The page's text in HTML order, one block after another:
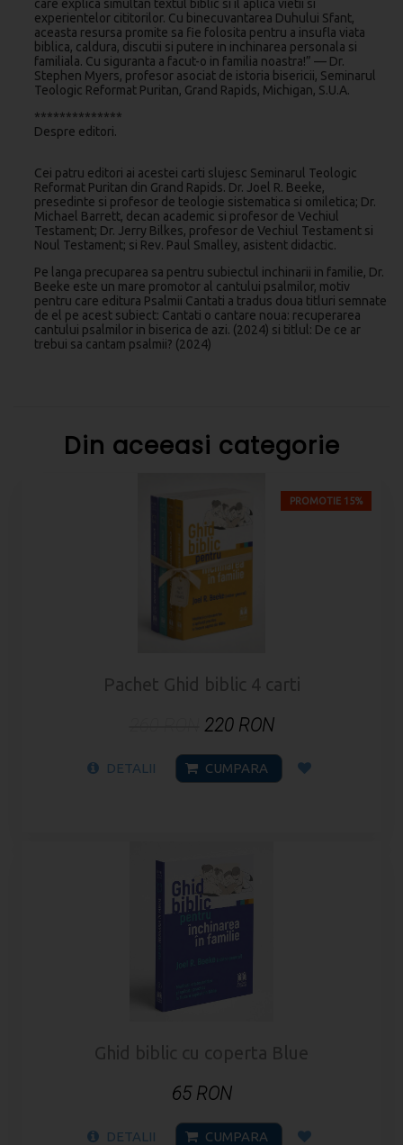
care explica simultan textul biblic si il aplica vietii si
experientelor cititorilor. Cu binecuvantarea Duhului Sfant,
aceasta resursa promite sa fie folosita pentru a insufla viata
biblica, caldura, discutii si putere in inchinarea personala si
familiala. Cu siguranta a facut-o in familia noastra!” — Dr.
Stephen Myers, profesor asociat de istoria bisericii, Seminarul
Teologic Reformat Puritan, Grand Rapids, Michigan, S.U.A.
**************
Despre editori.
Cei patru editori ai acestei carti slujesc Seminarul Teologic
Reformat Puritan din Grand Rapids. Dr. Joel R. Beeke,
presedinte si profesor de teologie sistematica si omiletica; Dr.
Michael Barrett, decan academic si profesor de Vechiul
Testament; Dr. Jerry Bilkes, profesor de Vechiul Testament si
Noul Testament; si Rev. Paul Smalley, asistent didactic.
Pe langa precuparea sa pentru subiectul inchinarii in familie, Dr.
Beeke este un mare promotor al cantului psalmilor, motiv
pentru care editura Psalmii Cantati a tradus doua titluri semnate
de el pe acest subiect: Cantati o cantare noua: recuperarea
cantului psalmilor in biserica de azi. (2024) si titlul: De ce ar
trebui sa cantam psalmii? (2024)
Din aceeasi categorie
PROMOTIE 15%
Pachet Ghid biblic 4 carti
220 RON
DETALII CUMPARA
Ghid biblic cu coperta Blue
65 RON
DETALII CUMPARA